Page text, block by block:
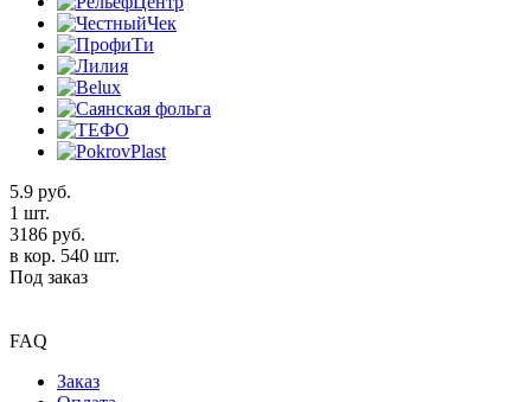
5.9 руб.
1 шт.
3186 руб.
в кор. 540 шт.
Под заказ
FAQ
Заказ